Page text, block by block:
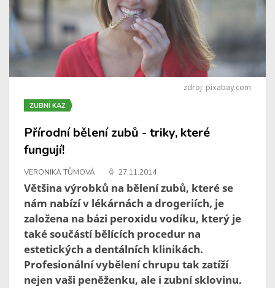
zdroj: pixabay.com
ZUBNÍ KAZ
Přírodní bělení zubů - triky, které
fungují!
VERONIKA TŮMOVÁ 27.11.2014
Většina výrobků na bělení zubů, které se
nám nabízí v lékárnách a drogeriích, je
založena na bázi peroxidu vodíku, který je
také součástí bělících procedur na
estetických a dentálních klinikách.
Profesionální vybělení chrupu tak zatíží
nejen vaši peněženku, ale i zubní sklovinu.